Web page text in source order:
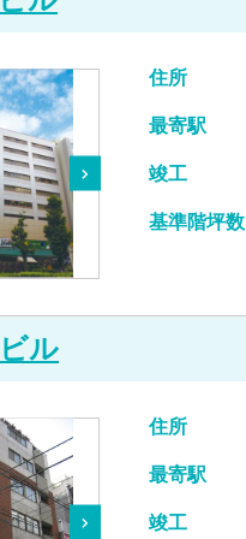
住所
最寄駅
竣工
基準階坪数
ル
住所
最寄駅
竣工